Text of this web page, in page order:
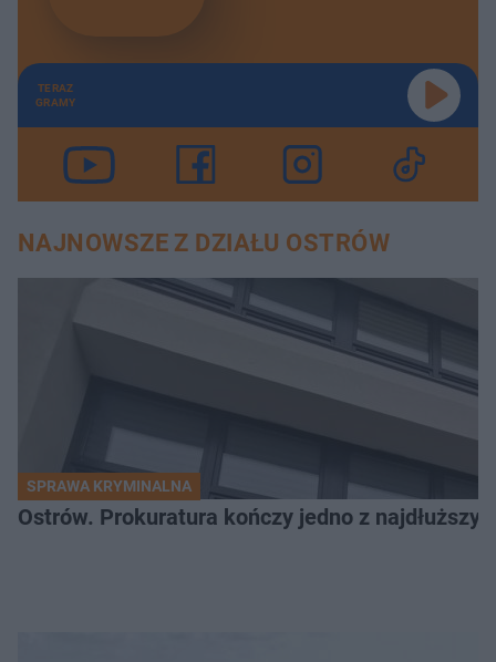
TERAZ
GRAMY
NAJNOWSZE Z DZIAŁU OSTRÓW
SPRAWA KRYMINALNA
Ostrów. Prokuratura kończy jedno z